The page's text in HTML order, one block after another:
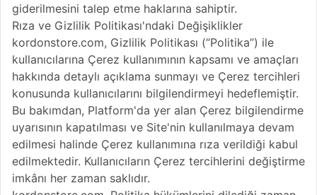
giderilmesini talep etme haklarına sahiptir.
Rıza ve Gizlilik Politikası'ndaki Değişiklikler
kordonstore.com, Gizlilik Politikası (“Politika”) ile
kullanıcılarına Çerez kullanımının kapsamı ve amaçları
hakkında detaylı açıklama sunmayı ve Çerez tercihleri
konusunda kullanıcılarını bilgilendirmeyi hedeflemiştir.
Bu bakımdan, Platform'da yer alan Çerez bilgilendirme
uyarısının kapatılması ve Site'nin kullanılmaya devam
edilmesi halinde Çerez kullanımına rıza verildiği kabul
edilmektedir. Kullanıcıların Çerez tercihlerini değiştirme
imkânı her zaman saklıdır.